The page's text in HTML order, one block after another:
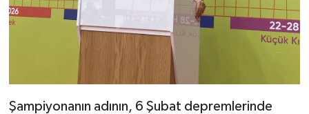
Şampiyonanın adının, 6 Şubat depremlerinde